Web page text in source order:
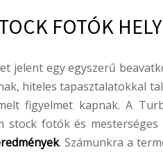
FOTÓK
jelent egy egyszerű
hiteles tapasztalatokkal
figyelmet kapnak. A
fotók és
. Számunkra a